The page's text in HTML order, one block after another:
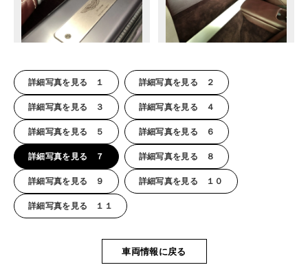
詳細写真を見る １ 詳細写真を見る ２
詳細写真を見る ３ 詳細写真を見る ４
詳細写真を見る ５ 詳細写真を見る ６
詳細写真を見る ７ 詳細写真を見る ８
詳細写真を見る ９ 詳細写真を見る １０
詳細写真を見る １１
車両情報に戻る